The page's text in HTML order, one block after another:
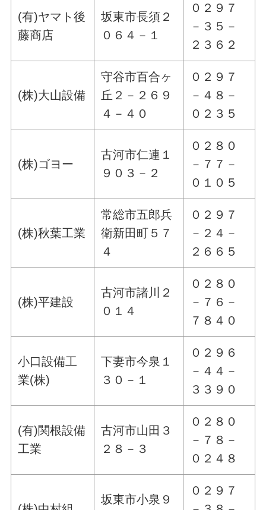
(有)ヤマト後
藤商店
坂東市長須２
０６４－１
０２９７
－３５－
２３６２
(株)大山設備
守谷市百合ヶ
丘２－２６９
４－４０
０２９７
－４８－
０２３５
(株)ゴヨー
古河市仁連１
９０３－２
０２８０
－７７－
０１０５
(株)秋葉工業
常総市五郎兵
衛新田町５７
４
０２９７
－２４－
２６６５
(株)平建設
古河市諸川２
０１４
０２８０
－７６－
７８４０
小口設備工
業(株)
下妻市今泉１
３０－１
０２９６
－４４－
３３９０
(有)関根設備
工業
古河市山田３
２８－３
０２８０
－７８－
０２４８
坂東市小泉９
０２９７